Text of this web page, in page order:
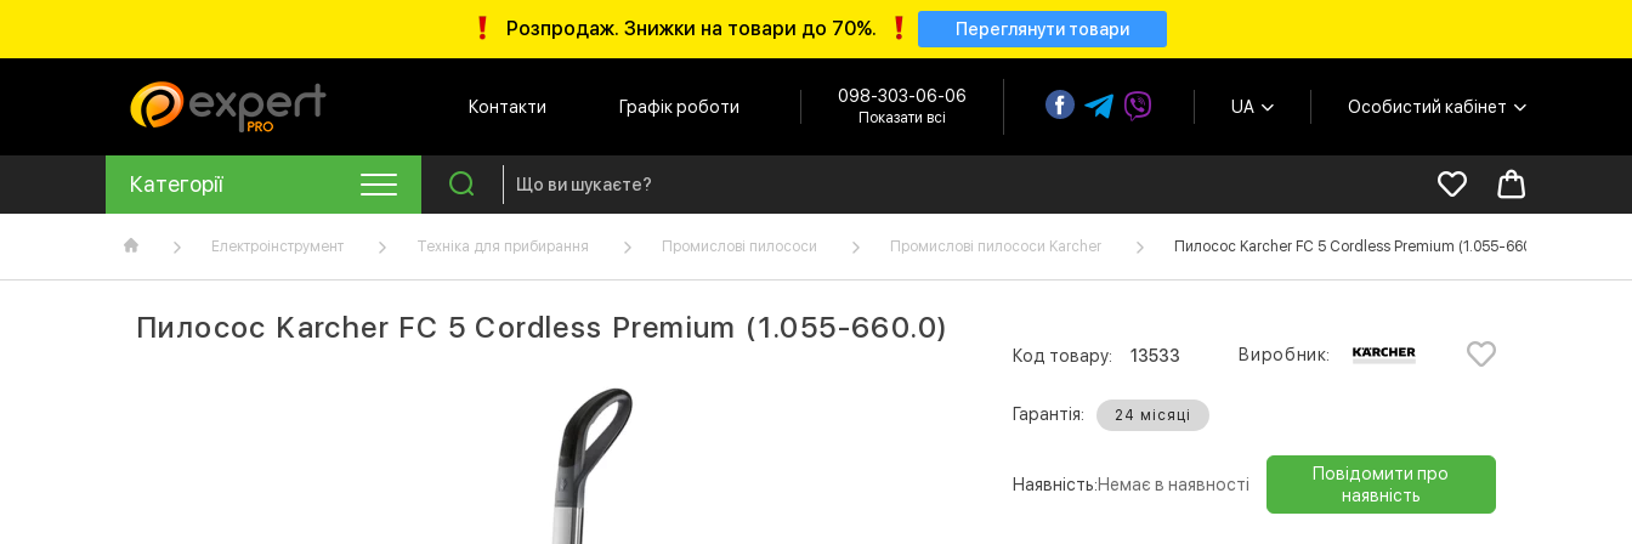
Розпродаж. Знижки на товари до 70%. Переглянути товари
Контакти Графік роботи
098-303-06-06
Показати всі
UA Особистий кабінет
Категорії
Електроінструмент Техніка для прибирання Промислові пилососи Промислові пилососи Karcher Пилосос Karcher FC 5 Cordless Premium (1.055-660.0)
Пилосос Karcher FC 5 Cordless Premium (1.055-660.0)
Код товару: 13533 Виробник:
Гарантія: 24 місяці
Наявність:Немає в наявності
Повідомити про
наявність